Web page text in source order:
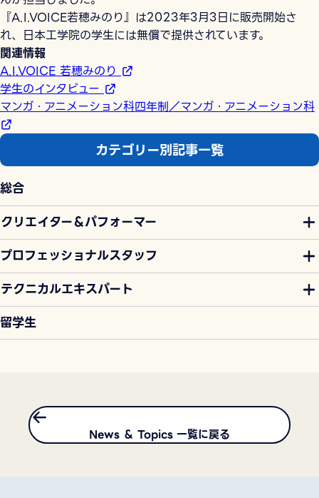
『A.I.VOICE若穂みのり』は2023年3月3日に販売開始さ
れ、日本工学院の学生には無償で提供されています。
関連情報
A.I.VOICE 若穂みのり
学生のインタビュー
マンガ・アニメーション科四年制／マンガ・アニメーション科
カテゴリー別記事一覧
総合
クリエイター＆パフォーマー
プロフェッショナルスタッフ
テクニカルエキスパート
留学生
News ＆ Topics 一覧に戻る